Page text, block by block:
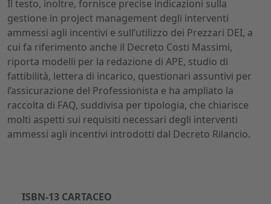
Il testo, inoltre, fornisce precise indicazioni sulla
gestione in project management degli interventi
ammessi agli incentivi e sull’utilizzo dei Prezzari DEI, a
cui fa riferimento anche il Decreto Costi Massimi,
riporta modelli per la redazione di APE, studio di
fattibilità, lettera di incarico, questionari assuntivi per
l’assicurazione del Professionista e ha ampliato la
raccolta di FAQ, suddivisa per tipologia, che chiarisce
molti aspetti sui requisiti necessari degli interventi
ammessi agli incentivi introdotti dal Decreto Rilancio.
ISBN-13 CARTACEO